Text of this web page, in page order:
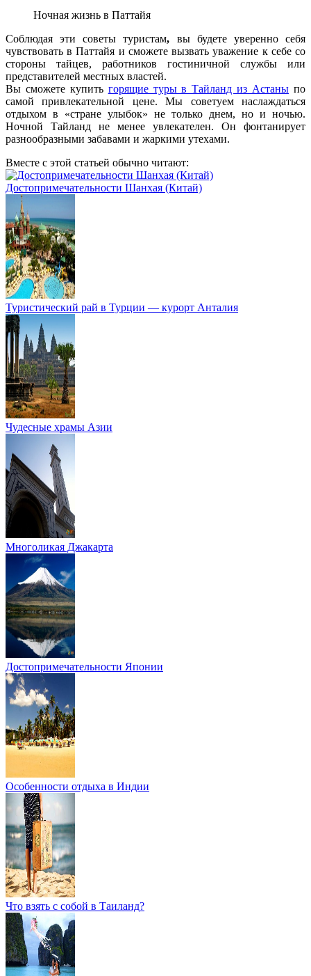
Ночная жизнь в Паттайя
Соблюдая эти советы туристам, вы будете уверенно себя
чувствовать в Паттайя и сможете вызвать уважение к себе со
стороны тайцев, работников гостиничной службы или
представителей местных властей.
Вы сможете купить горящие туры в Тайланд из Астаны по
самой привлекательной цене. Мы советуем наслаждаться
отдыхом в «стране улыбок» не только днем, но и ночью.
Ночной Тайланд не менее увлекателен. Он фонтанирует
разнообразными забавами и жаркими утехами.
Вместе с этой статьей обычно читают:
Достопримечательности Шанхая (Китай)
Туристический рай в Турции — курорт Анталия
Чудесные храмы Азии
Многоликая Джакарта
Достопримечательности Японии
Особенности отдыха в Индии
Что взять с собой в Таиланд?